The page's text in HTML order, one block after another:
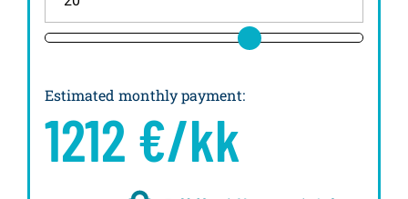
Estimated monthly payment:
1212 €/kk